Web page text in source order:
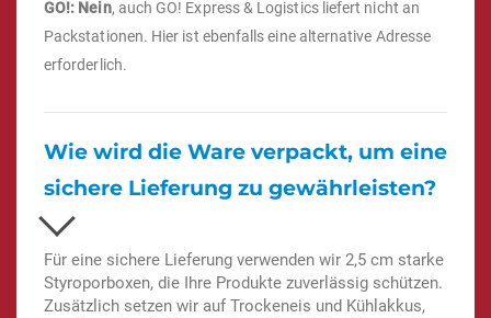
GO!: Nein, auch GO! Express & Logistics liefert nicht an
Packstationen. Hier ist ebenfalls eine alternative Adresse
erforderlich.
Wie wird die Ware verpackt, um eine
sichere Lieferung zu gewährleisten?
Für eine sichere Lieferung verwenden wir 2,5 cm starke
Styroporboxen, die Ihre Produkte zuverlässig schützen.
Zusätzlich setzen wir auf Trockeneis und Kühlakkus,